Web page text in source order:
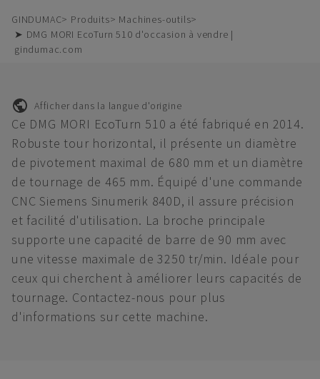
GINDUMAC Produits
Machines-outils
➤ DMG MORI EcoTurn 510 d'occasion à vendre |
gindumac.com
Afficher dans la langue d'origine
Ce DMG MORI EcoTurn 510 a été fabriqué en 2014.
Robuste tour horizontal, il présente un diamètre
de pivotement maximal de 680 mm et un diamètre
de tournage de 465 mm. Équipé d'une commande
CNC Siemens Sinumerik 840D, il assure précision
et facilité d'utilisation. La broche principale
supporte une capacité de barre de 90 mm avec
une vitesse maximale de 3250 tr/min. Idéale pour
ceux qui cherchent à améliorer leurs capacités de
tournage. Contactez-nous pour plus
d'informations sur cette machine.